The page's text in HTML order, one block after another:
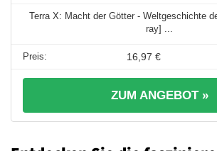
Terra X: Macht der Götter - Weltgeschichte
ray] ...
16,97 €
ZUM ANGEBOT »